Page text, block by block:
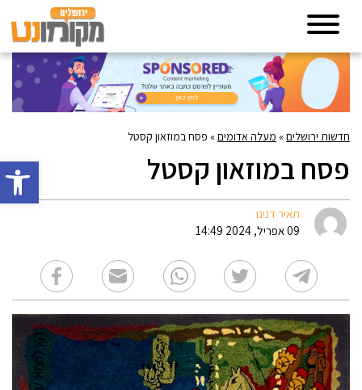
פתח
חדשות ירושלים» מעלה אדומים» פסח במוזאון קסטל
פסח במוזאון קסטל
תאיר דנינו
09 אפריל, 2024 14:49